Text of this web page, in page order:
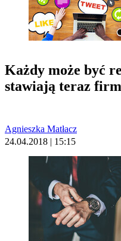
Każdy może być
stawiają teraz
Agnieszka Matłacz
24.04.2018 | 15:15